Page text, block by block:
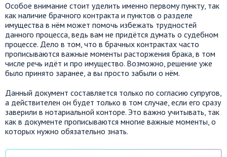
Особое внимание стоит уделить именно первому пункту, так
как наличие брачного контракта и пунктов о разделе
имущества в нём может помочь избежать трудностей
данного процесса, ведь вам не придётся думать о судебном
процессе. Дело в том, что в брачных контрактах часто
прописываются важные моменты расторжения брака, в том
числе речь идёт и про имущество. Возможно, решение уже
было принято заранее, а вы просто забыли о нём.
Данный документ составляется только по согласию супругов,
а действителен он будет только в том случае, если его сразу
заверили в нотариальной конторе. Это важно учитывать, так
как в документе прописываются многие важные моменты, о
которых нужно обязательно знать.